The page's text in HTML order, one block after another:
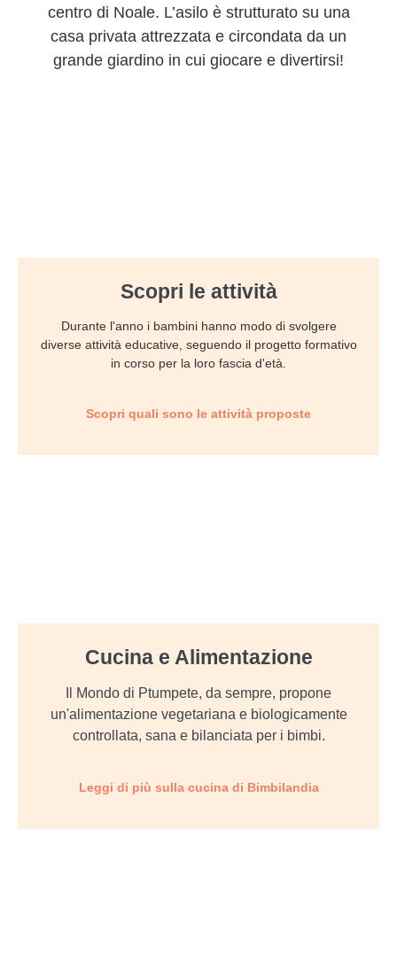
centro di Noale. L’asilo è strutturato su una
casa privata attrezzata e circondata da un
grande giardino in cui giocare e divertirsi!
Scopri le attività
Durante l'anno i bambini hanno modo di svolgere
diverse attività educative, seguendo il progetto formativo
in corso per la loro fascia d'età.
Scopri quali sono le attività proposte
Cucina e Alimentazione
Il Mondo di Ptumpete, da sempre, propone
un'alimentazione vegetariana e biologicamente
controllata, sana e bilanciata per i bimbi.
Leggi di più sulla cucina di Bimbilandia